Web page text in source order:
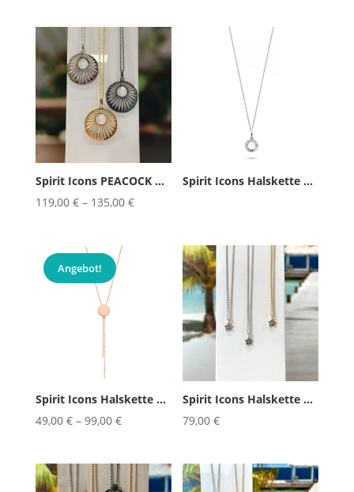
Spirit Icons PEACOCK Halskette &...
119,00 €– 135,00 €
Spirit Icons Halskette PEAK R...
Angebot!
Spirit Icons Halskette Lulu R...
49,00 €– 99,00 €
Spirit Icons Halskette Noble Col...
79,00€